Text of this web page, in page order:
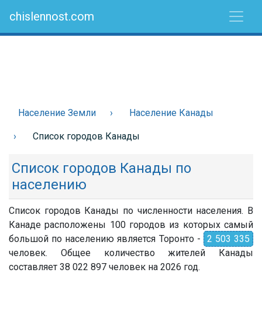
chislennost.com
Население Земли Население Канады
Список городов Канады
Список городов Канады по
населению
Список городов Канады по численности населения. В
Канаде расположены 100 городов из которых самый
большой по населению является Торонто -
2 503 335
человек. Общее количество жителей Канады
составляет 38 022 897 человек на 2026 год.